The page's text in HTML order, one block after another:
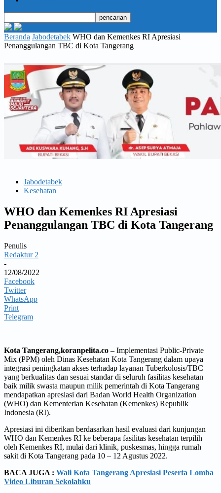
Beranda Jabodetabek WHO dan Kemenkes RI Apresiasi
Penanggulangan TBC di Kota Tangerang
Jabodetabek
Kesehatan
WHO dan Kemenkes RI Apresiasi
Penanggulangan TBC di Kota Tangerang
Penulis
Redaktur 2
-
12/08/2022
Facebook
Twitter
WhatsApp
Print
Telegram
Kota Tangerang,koranpelita.co –Implementasi Public-Private
Mix (PPM) oleh Dinas Kesehatan Kota Tangerang dalam upaya
integrasi peningkatan akses terhadap layanan Tuberkolosis/TBC
yang berkualitas dan sesuai standar di seluruh fasilitas kesehatan
baik milik swasta maupun milik pemerintah di Kota Tangerang
mendapatkan apresiasi dari Badan World Health Organization
(WHO) dan Kementerian Kesehatan (Kemenkes) Republik
Indonesia (RI).
Apresiasi ini diberikan berdasarkan hasil evaluasi dari kunjungan
WHO dan Kemenkes RI ke beberapa fasilitas kesehatan terpilih
oleh Kemenkes RI, mulai dari klinik, puskesmas, hingga rumah
sakit di Kota Tangerang pada 10 – 12 Agustus 2022.
BACA JUGA : Wali Kota Tangerang Apresiasi Peserta Lomba
Video Liburan Sekolahku